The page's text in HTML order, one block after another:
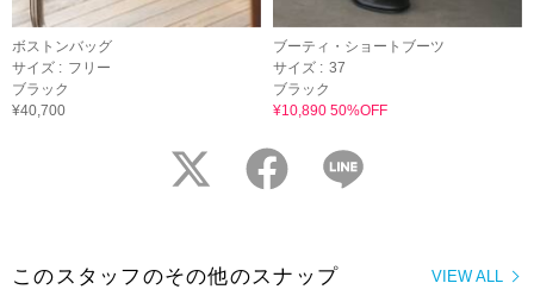
ボストンバッグ
サイズ : フリー
ブラック
¥40,700
ブーティ・ショートブーツ
サイズ : 37
ブラック
¥10,890 50%OFF
twitter facebook
VIEW ALL
このスタッフのその他のスナップ